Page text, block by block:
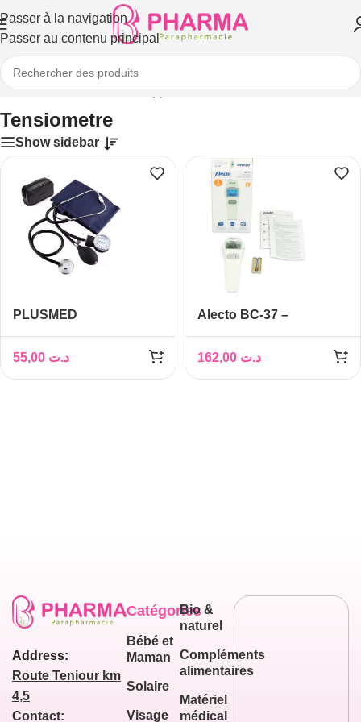
Passer à la navigation
Passer au contenu principal
Accueil/Matériel médical/Appareils de mesure/Tensiometre
Tensiometre
Show sidebar
PLUSMED
A01S
د.ت
Alecto BC-37 –
infrarouge, blanc
د.ت
Address:
Route Teniour km
4,5
Contact:
Catégories
Bébé et
Maman
Solaire
Visage
Bio &
naturel
Compléments
alimentaires
Matériel
médical